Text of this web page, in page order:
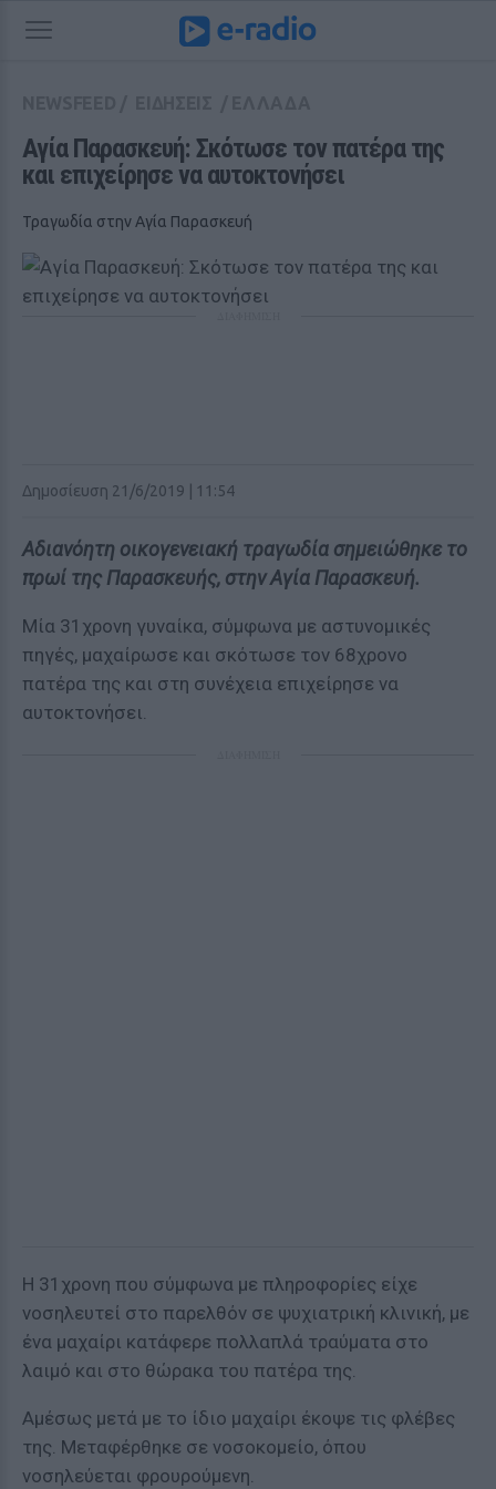
Αγία Παρασκευή: Σκότωσε τον πατέρα της
και επιχείρησε να αυτοκτονήσει
Τραγωδία στην Αγία Παρασκευή
Δημοσίευση 21/6/2019 | 11:54
Αδιανόητη οικογενειακή τραγωδία σημειώθηκε το
πρωί της Παρασκευής, στην Αγία Παρασκευή.
Μία 31χρονη γυναίκα, σύμφωνα με αστυνομικές
πηγές, μαχαίρωσε και σκότωσε τον 68χρονο
πατέρα της και στη συνέχεια επιχείρησε να
αυτοκτονήσει.
Η 31χρονη που σύμφωνα με πληροφορίες είχε
νοσηλευτεί στο παρελθόν σε ψυχιατρική κλινική, με
ένα μαχαίρι κατάφερε πολλαπλά τραύματα στο
λαιμό και στο θώρακα του πατέρα της.
Αμέσως μετά με το ίδιο μαχαίρι έκοψε τις φλέβες
της. Μεταφέρθηκε σε νοσοκομείο, όπου
νοσηλεύεται φρουρούμενη.